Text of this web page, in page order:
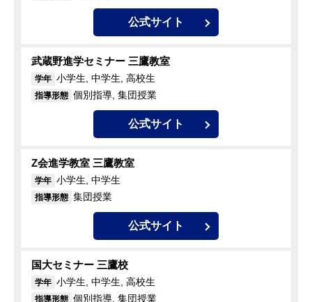
公式サイト
武蔵野進学セミナー 三鷹教室
学年 小学生, 中学生, 高校生
指導形態 個別指導, 集団授業
公式サイト
Z会進学教室 三鷹教室
学年 小学生, 中学生
指導形態 集団授業
公式サイト
国大セミナー 三鷹校
学年 小学生, 中学生, 高校生
指導形態 個別指導, 集団授業